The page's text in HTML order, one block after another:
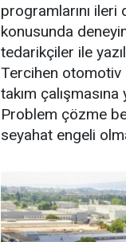
programlarını
konusunda
tedarikçiler ile
Tercihen otomotiv
takım
Problem çözme
seyahat engeli